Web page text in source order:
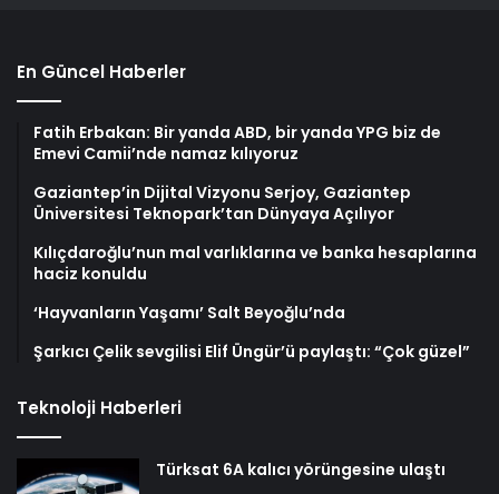
En Güncel Haberler
Fatih Erbakan: Bir yanda ABD, bir yanda YPG biz de
Emevi Camii’nde namaz kılıyoruz
Gaziantep’in Dijital Vizyonu Serjoy, Gaziantep
Üniversitesi Teknopark’tan Dünyaya Açılıyor
Kılıçdaroğlu’nun mal varlıklarına ve banka hesaplarına
haciz konuldu
‘Hayvanların Yaşamı’ Salt Beyoğlu’nda
Şarkıcı Çelik sevgilisi Elif Üngür’ü paylaştı: “Çok güzel”
Teknoloji Haberleri
Türksat 6A kalıcı yörüngesine ulaştı